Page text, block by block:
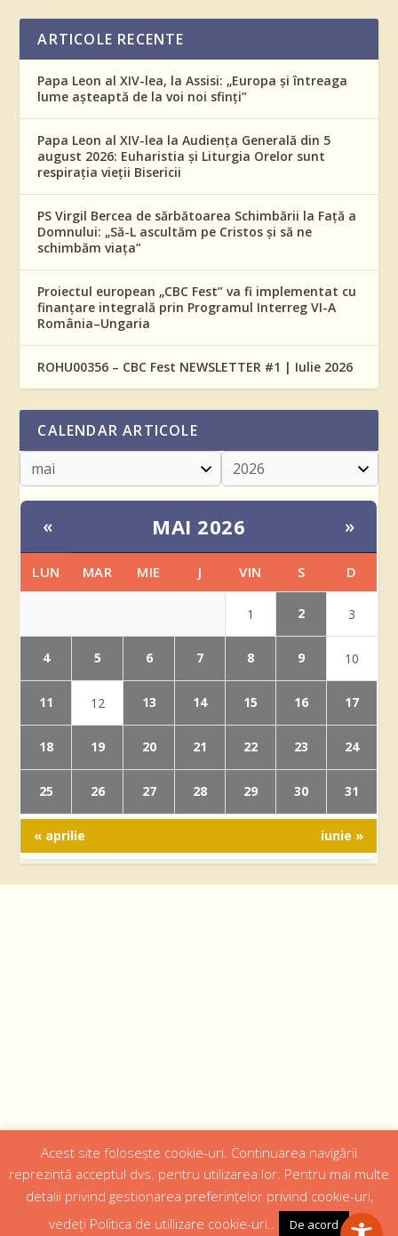
ARTICOLE RECENTE
Papa Leon al XIV-lea, la Assisi: „Europa și întreaga
lume așteaptă de la voi noi sfinți”
Papa Leon al XIV-lea la Audiența Generală din 5
august 2026: Euharistia și Liturgia Orelor sunt
respirația vieții Bisericii
PS Virgil Bercea de sărbătoarea Schimbării la Față a
Domnului: „Să-L ascultăm pe Cristos și să ne
schimbăm viața”
Proiectul european „CBC Fest” va fi implementat cu
finanțare integrală prin Programul Interreg VI-A
România–Ungaria
ROHU00356 – CBC Fest NEWSLETTER #1 | Iulie 2026
CALENDAR ARTICOLE
« MAI 2026 »
LUN MAR MIE J VIN S D
1 2 3
4 5 6 7 8 9 10
11 12 13 14 15 16 17
18 19 20 21 22 23 24
25 26 27 28 29 30 31
« aprilie iunie »
Designed byWeb Design 4Us Consulting |
Media
Cateheza
Acest site folosește cookie-uri. Continuarea navigării
reprezintă acceptul dvs. pentru utilizarea lor. Pentru mai multe
detalii privind gestionarea preferințelor privind cookie-uri,
vedeți Politica de utillizare cookie-uri..
De acord